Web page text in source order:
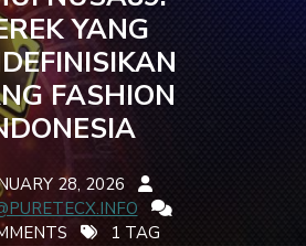
YANG
FASHION
28, 2026
1 TAG